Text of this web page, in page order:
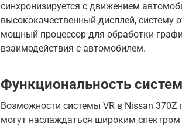
синхронизируется с движением
высококачественный дисплей, систему
мощный процессор для обработки
взаимодействия с автомобилем.
Функциональность
Возможности системы VR в Nissan
могут наслаждаться широким